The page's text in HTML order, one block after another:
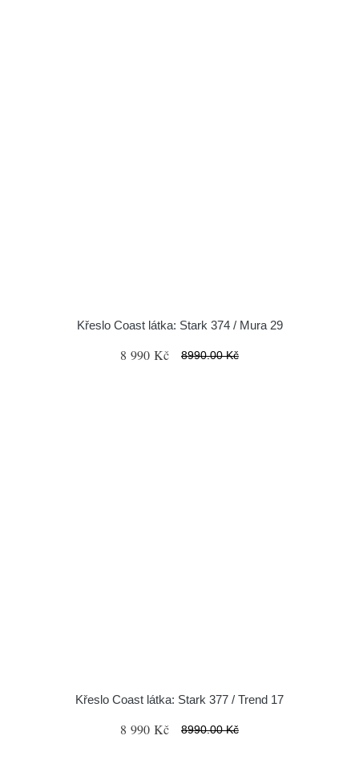
Křeslo Coast látka: Stark 374 / Mura 29
8 990 Kč 8990.00 Kč
Křeslo Coast látka: Stark 377 / Trend 17
8 990 Kč 8990.00 Kč